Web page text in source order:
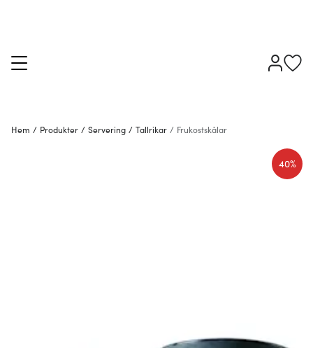
Hem / Produkter / Servering / Tallrikar / Frukostskålar
40%